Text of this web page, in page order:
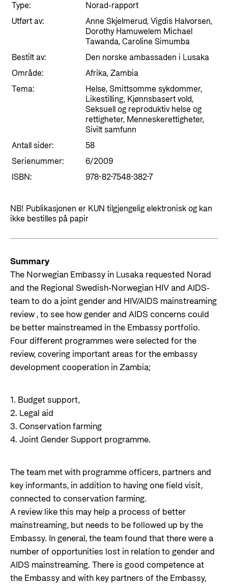
Styresett og økonomisk utvikling
For næringslivet
Statsgarantiordningen for investeringer i
Viktige dokumenter og lenker
Partnerfordeling
Evalueringer (Norec)
Kontakt
Norads Varslingstjeneste
Presse og media
Logo
Postjournal
Type:
Norad-rapport
Utført av:
Anne Skjelmerud, Vigdis Halvorsen,
Dorothy Hamuwelem Michael
Tawanda, Caroline Simumba
Bestilt av:
Den norske ambassaden i Lusaka
Område:
Afrika, Zambia
Tema:
Helse, Smittsomme sykdommer,
Likestilling, Kjønnsbasert vold,
Seksuell og reproduktiv helse og
rettigheter, Menneskerettigheter,
Sivilt samfunn
Antall sider:
58
Serienummer:
6/2009
ISBN:
978-82-7548-382-7
NB! Publikasjonen er KUN tilgjengelig elektronisk og kan
ikke bestilles på papir
Summary
The Norwegian Embassy in Lusaka requested Norad
and the Regional Swedish-Norwegian HIV and AIDS-
team to do a joint gender and HIV/AIDS mainstreaming
review , to see how gender and AIDS concerns could
be better mainstreamed in the Embassy portfolio.
Four different programmes were selected for the
review, covering important areas for the embassy
development cooperation in Zambia;
1. Budget support,
2. Legal aid
3. Conservation farming
4. Joint Gender Support programme.
The team met with programme officers, partners and
key informants, in addition to having one field visit,
connected to conservation farming.
A review like this may help a process of better
mainstreaming, but needs to be followed up by the
Embassy. In general, the team found that there were a
number of opportunities lost in relation to gender and
AIDS mainstreaming. There is good competence at
the Embassy and with key partners of the Embassy,